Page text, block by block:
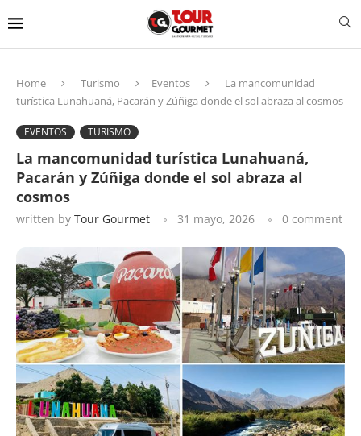
Home Turismo Eventos
La mancomunidad
turística Lunahuaná, Pacarán y Zúñiga donde el sol abraza al cosmos
EVENTOS TURISMO
La mancomunidad turística Lunahuaná,
Pacarán y Zúñiga donde el sol abraza al
cosmos
written by Tour Gourmet 31 mayo, 2026 0 comment